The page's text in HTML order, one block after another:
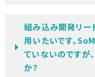
組み込み開発リー
用いたいです。
ていないのですが
か？